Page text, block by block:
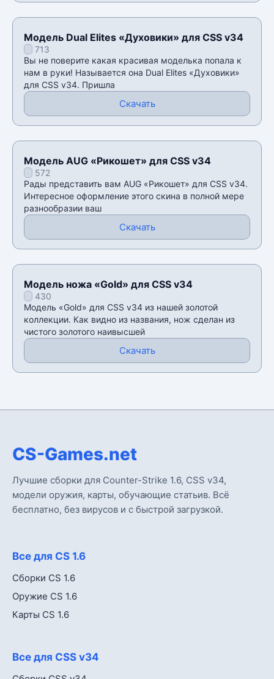
Модель Dual Elites «Духовики» для CSS v34
713
Вы не поверите какая красивая моделька попала к
нам в руки! Называется она Dual Elites «Духовики»
для CSS v34. Пришла
Скачать
Модель AUG «Рикошет» для CSS v34
572
Рады представить вам AUG «Рикошет» для CSS v34.
Интересное оформление этого скина в полной мере
разнообразии ваш
Скачать
Модель ножа «Gold» для CSS v34
430
Модель «Gold» для CSS v34 из нашей золотой
коллекции. Как видно из названия, нож сделан из
чистого золотого наивысшей
Скачать
CS-Games.net
Лучшие сборки для Counter-Strike 1.6, CSS v34,
модели оружия, карты, обучающие статьив. Всё
бесплатно, без вирусов и с быстрой загрузкой.
Все для CS 1.6
Сборки CS 1.6
Оружие CS 1.6
Карты CS 1.6
Все для CSS v34